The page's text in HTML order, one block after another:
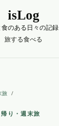
isLog
食のある日々の記録
旅する食べる
旅
り・週末旅